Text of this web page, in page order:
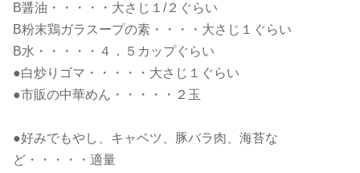
B醤油・・・・・大さじ１/２ぐらい
B粉末鶏ガラスープの素・・・・大さじ１ぐらい
B水・・・・・４．５カップぐらい
●白炒りゴマ・・・・・大さじ１ぐらい
●市販の中華めん・・・・・２玉
●好みでもやし、キャベツ、豚バラ肉、海苔な
ど・・・・・適量